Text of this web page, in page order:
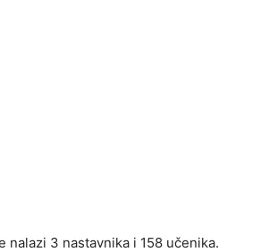
nalazi 3 nastavnika i 158 učenika.